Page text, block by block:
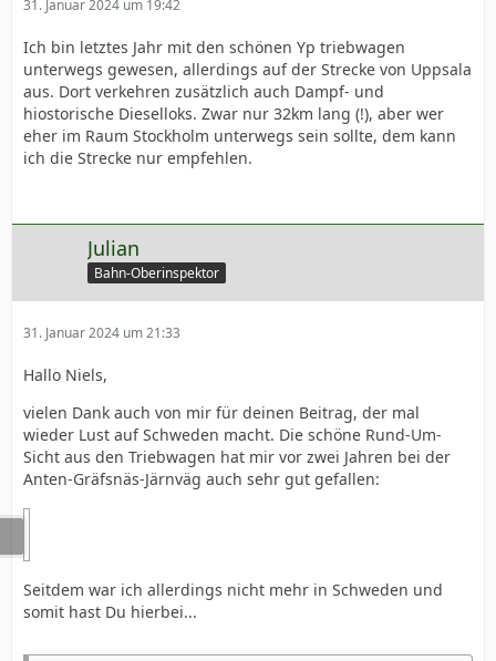
31. Januar 2024 um 19:42
Ich bin letztes Jahr mit den schönen Yp triebwagen
unterwegs gewesen, allerdings auf der Strecke von Uppsala
aus. Dort verkehren zusätzlich auch Dampf- und
hiostorische Dieselloks. Zwar nur 32km lang (!), aber wer
eher im Raum Stockholm unterwegs sein sollte, dem kann
ich die Strecke nur empfehlen.
Julian
Bahn-Oberinspektor
31. Januar 2024 um 21:33
Hallo Niels,
vielen Dank auch von mir für deinen Beitrag, der mal
wieder Lust auf Schweden macht. Die schöne Rund-Um-
Sicht aus den Triebwagen hat mir vor zwei Jahren bei der
Anten-Gräfsnäs-Järnväg auch sehr gut gefallen:
Seitdem war ich allerdings nicht mehr in Schweden und
somit hast Du hierbei...